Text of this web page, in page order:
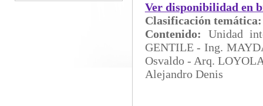
Ver disponibilidad en
Clasificación
Contenido: Unidad
GENTILE - Ing.
Osvaldo - Arq.
Alejandro Denis